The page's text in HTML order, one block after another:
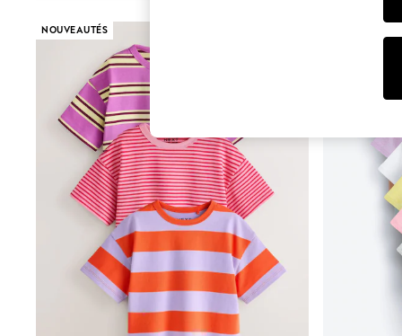
Sunglasses
Men's Holiday Shop
All Swimwear
Accessories
Bags & Luggage
Footwear
Hats
Linen Collection
Loafers
Polo Shirts
Sandals & Flipflops
Shirts
Shorts
Sunglasses
T-Shirts
Vests
Boys Holiday Shop
All Swimwear
Ponchos & Toweling sets
NOUVEAUTÉS